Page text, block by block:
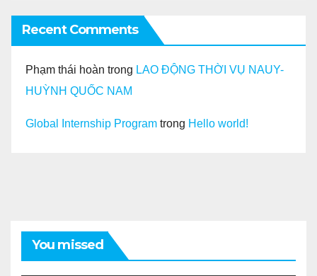
Recent Comments
Phạm thái hoàn trong LAO ĐỘNG THỜI VỤ NAUY-
HUỲNH QUỐC NAM
Global Internship Program trong Hello world!
You missed